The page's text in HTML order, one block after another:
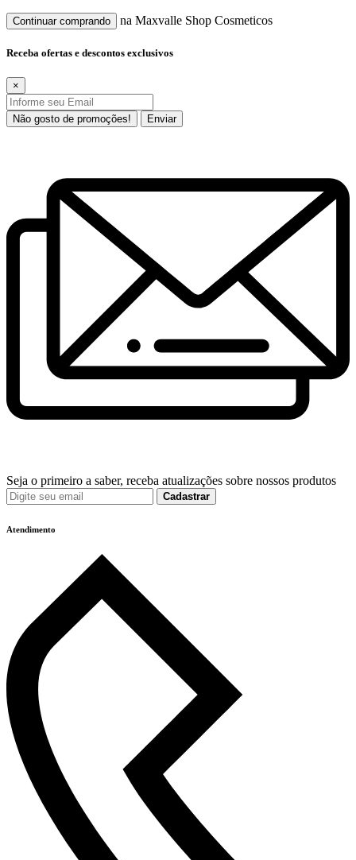
Continuar comprando na Maxvalle Shop Cosmeticos
Receba ofertas e descontos exclusivos
×
Não gosto de promoções! Enviar
Seja o primeiro a saber, receba atualizações sobre nossos produtos
Cadastrar
Atendimento